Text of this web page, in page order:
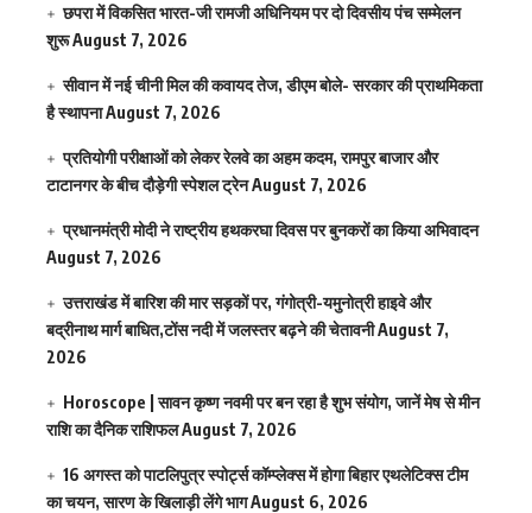
छपरा में विकसित भारत-जी रामजी अधिनियम पर दो दिवसीय पंच सम्मेलन
शुरूAugust 7, 2026
सीवान में नई चीनी मिल की कवायद तेज, डीएम बोले- सरकार की प्राथमिकता
है स्थापनाAugust 7, 2026
प्रतियोगी परीक्षाओं को लेकर रेलवे का अहम कदम, रामपुर बाजार और
टाटानगर के बीच दौड़ेगी स्पेशल ट्रेनAugust 7, 2026
प्रधानमंत्री मोदी ने राष्ट्रीय हथकरघा दिवस पर बुनकरों का किया अभिवादन
August 7, 2026
उत्तराखंड में बारिश की मार सड़कों पर, गंगोत्री-यमुनोत्री हाइवे और
बद्रीनाथ मार्ग बाधित,टोंस नदी में जलस्तर बढ़ने की चेतावनीAugust 7,
2026
Horoscope | सावन कृष्ण नवमी पर बन रहा है शुभ संयोग, जानें मेष से मीन
राशि का दैनिक राशिफलAugust 7, 2026
16 अगस्त को पाटलिपुत्र स्पोर्ट्स कॉम्प्लेक्स में होगा बिहार एथलेटिक्स टीम
का चयन, सारण के खिलाड़ी लेंगे भागAugust 6, 2026